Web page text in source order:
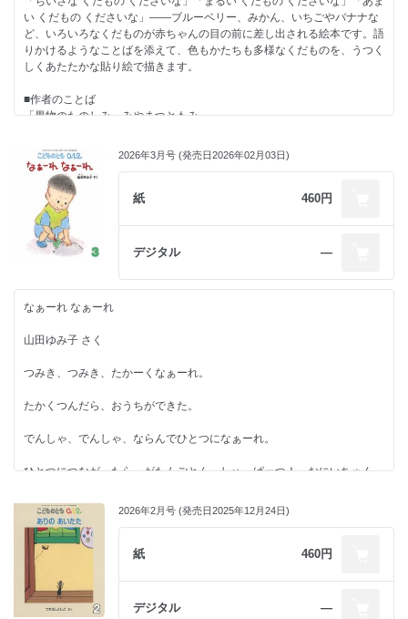
ぷ」や「あがりめ さがりめ ぐるっとまわって にゃんこのめ」をやっては
一緒に笑い転げました。
あそびうたは今の子どもたちにも受け継がれています。都内のある保育園
この絵本はあそびうたの絵本です。子どもと一緒に遊びながら笑い転げて
ください。
鍋田敬子（なべたけいこ）
1956年、香川県生まれ。九州産業大学芸術学部美術学科卒業。千葉県の
小学校教諭を経て、現在はボランティアで地域の子どもたちと、わらべう
たや絵本、お話、てあそびなどを楽しんでいる。絵本に『うどんやの た
あちゃん』『なっちゃんが ちっちゃかったころの おはなし』『うちのほ
うが すごいんやで！』（「こどものとも年中向き」2024年4月号）『え
えこと おもいついた なっちゃん』（「同」2015年7月号／すべて福音館
春先はウグイスが鳴きます。いつも同じ藪の中から聞こえるので、きっと
ここにおうちがあるんだね。でもウグイスはなかなか姿を見ることができ
ず、辛抱強くない私は一度も見たことがありません……今度の春こそ見て
みたいなぁ。
す。これにはいつも驚かされるのですが、だいたい同じ場所に現れるの
その先の小さい橋を渡ると、水辺にはカモやアオサギの姿も見られます。
薄暗くなると寝床へ帰るようで、カモがつがいで仲良く飛んでいく姿にほ
のぼのします。
しばらく行くとちょっとした広場に出ます。ここに住んでいるのはモグラ
です。土の山がポコポコとあちこちに作られていて、地下街は建設ラッシ
ュなのかしら？ と想像しつつ、ここでＵターンして帰ります。
ちの絵本ができました。チンパンジーは木の上の葉っぱのベッドで寝てい
たり、カクレクマノミはイソギンチャクの中でユラユラ、まったり。そし
てみんなおうちが大好き！ ホッと、くつろげる居心地の良い場所にみん
さて、今日のおさんぽはおしまい。私もおうちに帰ろうっと。
村田エミコ（むらたえみこ）
1969年、東京都生まれ。1994年に初個展。以来、年に１回、新作版画の
展覧会をひらく。絵本の仕事に、『ぽん！』『つぎ、とまります』『くま
のとも0.1.2.」2015年６月号）『ちゅうちゅう ちゅちゅちゅ』（「同」
2018年５月号）『はしるよ でんしゃ』（「同」2024年５月号）『チリン
でんしゃ』（大原悦子文／以上、福音館書店）『やまのバス』（内田麟太
郎文／佼成出版社）などがある。東京都在住。
い くだもの くださいな」――ブルーベリー、みかん、いちごやバナナな
ど、いろいろなくだものが赤ちゃんの目の前に差し出される絵本です。語
りかけるようなことばを添えて、色もかたちも多様なくだものを、うつく
しくあたたかな貼り絵で描きます。
■作者のことば
「果物のたのしみ」みやまつともみ
果物は色や形、大きさがとても様々で、お菓子ではないけれど甘く、赤ち
ゃんから口にできる魅力的な食べ物です。
今は中高生のうちの子どもたちが赤ちゃんの頃、離乳食でやわらかく潰し
たバナナやすりおろしたりんごをあげると、喜んで食べていました。１歳
半の頃、一人でバナナの皮をむき、１本食べきった時の満足そうな表情は
心に残っています。
少し大きくなってからは、家族でいちご狩りやぶどう狩り、ブルーベリー
鮮な果物を自分の手で取りその場で食べることは、とてもワクワク！ 夏
り、成長した今も話題に上がります。
この絵本の制作中は、下描きや観察のため、いつになく果物を購入し食べ
の中からそれぞれの果物に合う紙を選び出します。バナナはつるっとした
パイナップルの葉は合う紙が見つからず途方に暮れていたところ、部屋の
片隅に置いてあった娘のコンタクトレンズの空き箱の色味がぴったり！
使う紙は色を塗ることはしないので、イメージ通りの紙が見つかるとうれ
しくなります。制作は、紙をハサミで切るか手でちぎり、のりを付け、指
先でそっと下絵に貼っていきます。
おいしそう、なんだろうと絵に手を伸ばし、楽しんでもらえたらうれしい
2026年3月号 (発売日2026年02月03日)
紙 460円
デジタル ―
なぁーれ なぁーれ
山田ゆみ子 さく
つみき、つみき、たかーくなぁーれ。
たかくつんだら、おうちができた。
でんしゃ、でんしゃ、ならんでひとつになぁーれ。
ひとつにつながったら、がたんごとん、しゅっぱーつ！ おにいちゃん、
おにいちゃんがトンネルになって遊んでくれたよ。
生活の中での小さい子どもの「こんなふうになぁーれ」がかなう、うれし
い絵本です。
編集部より
2026年2月号 (発売日2025年12月24日)
紙 460円
デジタル ―